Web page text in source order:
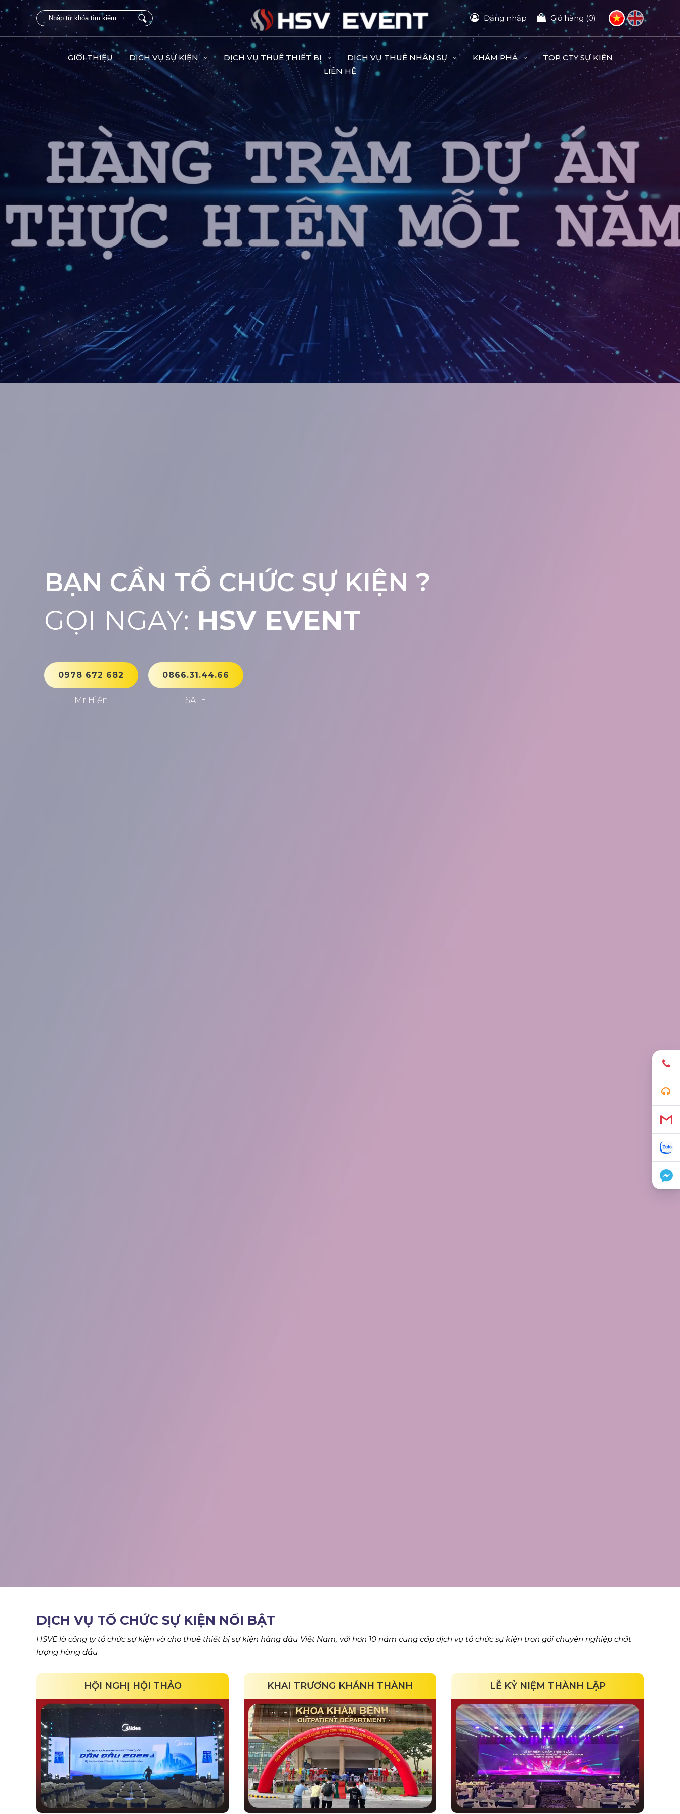
Đăng nhập Giỏ hàng (0)
GIỚI THIỆU DỊCH VỤ SỰ KIỆN DỊCH VỤ THUÊ THIẾT BỊ DỊCH VỤ THUÊ NHÂN SỰ KHÁM PHÁ
TOP CTY SỰ KIỆN
LIÊN HỆ
BẠN CẦN TỔ CHỨC SỰ KIỆN ?
GỌI NGAY: HSV EVENT
0978 672 682
Mr Hiền
0866.31.44.66
SALE
DỊCH VỤ TỔ CHỨC SỰ KIỆN NỔI BẬT
HSVE là công ty tổ chức sự kiện và cho thuê thiết bị sự kiện hàng đầu Việt Nam, với hơn 10 năm cung cấp dịch vụ tổ chức sự kiện trọn gói chuyên nghiệp chất
lượng hàng đầu
HỘI NGHỊ HỘI THẢO KHAI TRƯƠNG KHÁNH THÀNH LỄ KỶ NIỆM THÀNH LẬP